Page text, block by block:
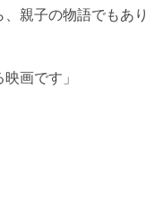
親子の物語でもあり
画です」